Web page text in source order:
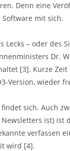
Denn eine
mit sich.
Lecks – oder des
Dr.
[3]. Kurze
Version, wieder
sich. Auch
ist) ist
verfassen
wird [4].